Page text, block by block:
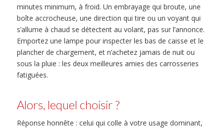
minutes minimum, à froid. Un embrayage qui broute, une
boîte accrocheuse, une direction qui tire ou un voyant qui
s’allume à chaud se détectent au volant, pas sur l’annonce.
Emportez une lampe pour inspecter les bas de caisse et le
plancher de chargement, et n’achetez jamais de nuit ou
sous la pluie : les deux meilleures amies des carrosseries
fatiguées.
Alors, lequel choisir ?
Réponse honnête : celui qui colle à votre usage dominant,